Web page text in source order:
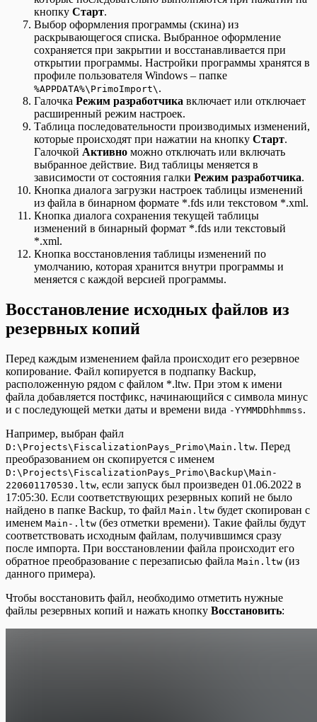
кнопку Старт.
Выбор оформления программы (скина) из
раскрывающегося списка. Выбранное оформление
сохраняется при закрытии и восстанавливается при
открытии программы. Настройки программы хранятся в
профиле пользователя Windows – папке
%APPDATA%\PrimoImport\ .
Галочка Режим разработчика включает или отключает
расширенный режим настроек.
Таблица последовательности производимых изменений,
которые происходят при нажатии на кнопку Старт.
Галочкой Активно можно отключать или включать
выбранное действие. Вид таблицы меняется в
зависимости от состояния галки Режим разработчика.
Кнопка диалога загрузки настроек таблицы изменений
из файла в бинарном формате *.fds или текстовом *.xml.
Кнопка диалога сохранения текущей таблицы
изменений в бинарный формат *.fds или текстовый
*.xml.
Кнопка восстановления таблицы изменений по
умолчанию, которая хранится внутри программы и
меняется с каждой версией программы.
Восстановление исходных файлов из
резервных копий
Перед каждым изменением файла происходит его резервное
копирование. Файл копируется в подпапку Backup,
расположенную рядом с файлом *.ltw. При этом к имени
файла добавляется постфикс, начинающийся с символа минус
и с последующей метки даты и времени вида -YYMMDDhhmmss.
Например, выбран файл
D:\Projects\FiscalizationPays_Primo\Main.ltw. Перед
преобразованием он скопируется с именем
D:\Projects\FiscalizationPays_Primo\Backup\Main-
220601170530.ltw, если запуск был произведен 01.06.2022 в
17:05:30. Если соответствующих резервных копий не было
найдено в папке Backup, то файл Main.ltw будет скопирован с
именем Main-.ltw (без отметки времени). Такие файлы будут
соответствовать исходным файлам, получившимся сразу
после импорта. При восстановлении файла происходит его
обратное преобразование с перезаписью файла Main.ltw (из
данного примера).
Чтобы восстановить файл, необходимо отметить нужные
файлы резервных копий и нажать кнопку Восстановить: